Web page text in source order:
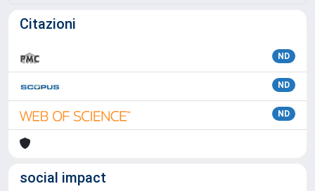
Citazioni
ND
ND
ND
social impact